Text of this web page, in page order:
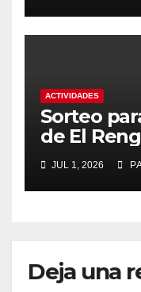
ACTIVIDADES
Sorteo
de El
Málaga
JUL 1, 2026
Deja una